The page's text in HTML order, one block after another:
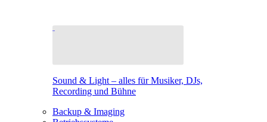
Sound & Light – alles für Musiker, DJs,
Recording und Bühne
Backup & Imaging